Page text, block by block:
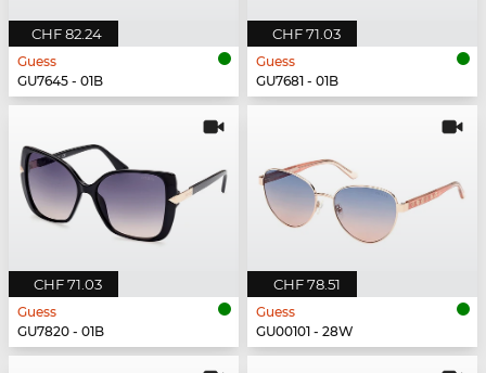
CHF 82.24
Guess
GU7645 - 01B
CHF 71.03
Guess
GU7681 - 01B
CHF 71.03
Guess
GU7820 - 01B
CHF 78.51
Guess
GU00101 - 28W